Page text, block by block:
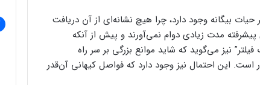
بیگانه وجود دارد، چرا هیچ نشانه‌ای از آن دریافت
مدت زیادی دوام نمی‌آورند و پیش از آنکه
فیلتر” نیز می‌گوید که شاید موانع بزرگی بر سر راه
این احتمال نیز وجود دارد که فواصل کیهانی آن‌قدر